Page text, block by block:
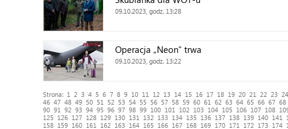
09.10.2023, godz. 13:28
Operacja „Neon” trwa
09.10.2023, godz. 13:22
Strona: 1 2 3 4 5 6 7 8 9 10 11 12 13 14 15 16 17 18 19 20 21 22 23 24
46 47 48 49 50 51 52 53 54 55 56 57 58 59 60 61 62 63 64 65 66 67 68
90 91 92 93 94 95 96 97 98 99 100 101 102 103 104 105 106 107 108
125
126 127 128 129 130 131 132 133 134 135 136 137 138 139 140 141
158 159 160 161 162 163 164 165 166 167 168 169 170 171 172 173 174